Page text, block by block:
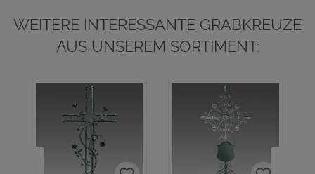
WEITERE INTERESSANTE GRABKREUZE
AUS UNSEREM SORTIMENT: